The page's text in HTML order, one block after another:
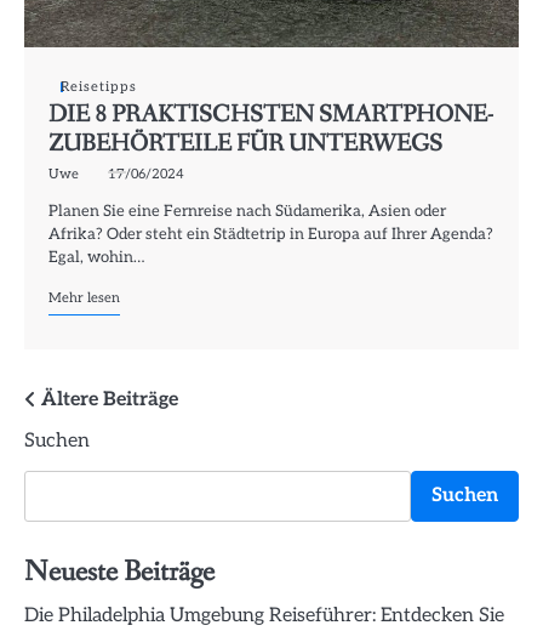
Reisetipps
DIE 8 PRAKTISCHSTEN SMARTPHONE-
ZUBEHÖRTEILE FÜR UNTERWEGS
Uwe 17/06/2024
Planen Sie eine Fernreise nach Südamerika, Asien oder
Afrika? Oder steht ein Städtetrip in Europa auf Ihrer Agenda?
Egal, wohin…
Mehr lesen
Beitragsnavigation
Ältere Beiträge
Suchen
Suchen
Neueste Beiträge
Die Philadelphia Umgebung Reiseführer: Entdecken Sie